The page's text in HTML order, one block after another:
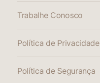
Trabalhe Conosco
Política de Privacidade
Política de Segurança